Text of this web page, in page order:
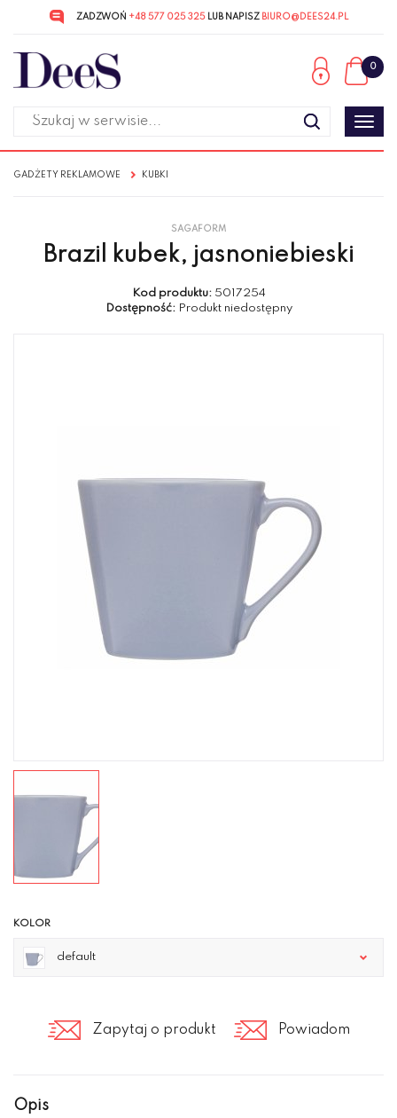
do menu
głównego
do
menu
w
ZADZWOŃ +48 577 025 325LUB NAPISZ BIURO@DEES24.PL
0
GADŻETY REKLAMOWE KUBKI
SAGAFORM
Brazil kubek, jasnoniebieski
Kod produktu: 5017254
Dostępność: Produkt niedostępny
KOLOR
default
Zapytaj o produkt Powiadom
Opis